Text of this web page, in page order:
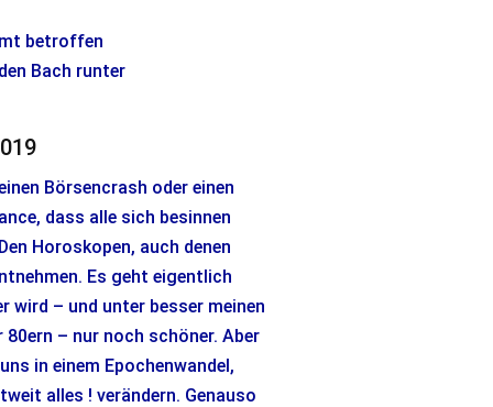
betroffen
Bach runter
Börsencrash oder einen
dass alle sich besinnen
Horoskopen, auch denen
Es geht eigentlich
wird – und unter besser meinen
80ern – nur noch schöner. Aber
in einem Epochenwandel,
alles ! verändern. Genauso